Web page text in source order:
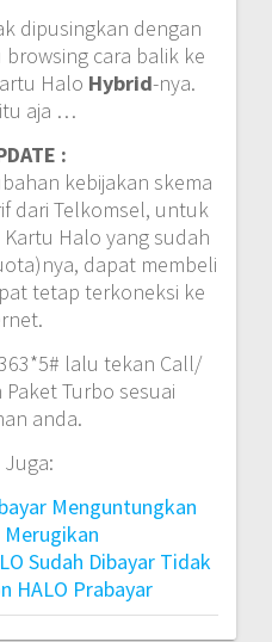
dipusingkan dengan
cara balik ke
Halo Hybrid-nya.
aja …
:
kebijakan skema
dari Telkomsel, untuk
Halo yang sudah
dapat membeli
tetap terkoneksi ke
lalu tekan Call/
Turbo sesuai
anda.
Juga:
Menguntungkan
Sudah Dibayar Tidak
HALO Prabayar